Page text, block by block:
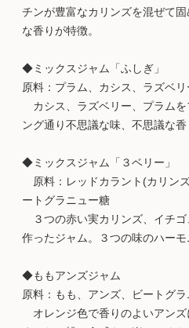
チンが豊富なカリンズを混ぜて
な香りが特徴。
◆ミックスジャム「ふしぎ」
原料：プラム、カシス、ラズベ
カシス、ラズベリー、プラムを
ング通り不思議な味、不思議な香
◆ミックスジャム「３ベリー」
原料：レッドカラント(カリン
ートグラニュー糖
３つの赤い実カリンズ、イチ
作ったジャム。３つの味のハーモ
◆ももアンズジャム
原料：もも、アンズ、ビートグ
オレンジ色で香りのよいアンズ